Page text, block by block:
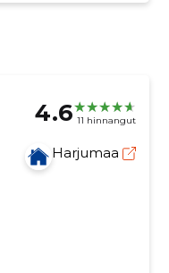
4.6 11 hinnangut
Harjumaa